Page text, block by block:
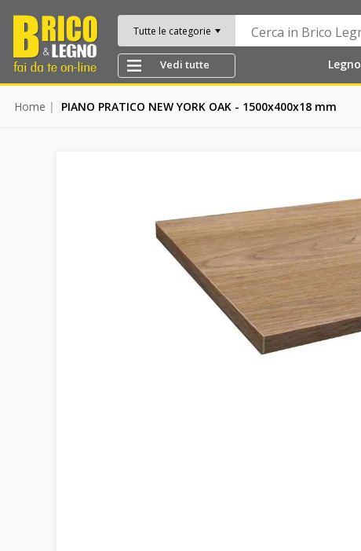
Tutte le categorie
Vedi tutte Legno
Home PIANO PRATICO NEW YORK OAK - 1500x400x18 mm